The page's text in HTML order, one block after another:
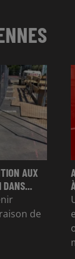
AUX
DANS...
de